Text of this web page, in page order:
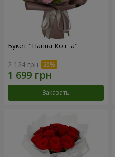
Букет "Панна Котта"
2 124 грн
Заказать